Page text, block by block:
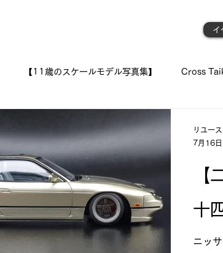
イ
【11歳のスケールモデル写真集】 Cross
』 「シュウちゃんの部屋!!」
🛩 我が青春のプラ模型 🛥 『モデラーＮ氏の
【
十
ニッ
リユー
7月16日